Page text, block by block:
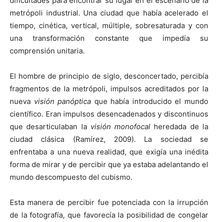
metrópoli industrial. Una ciudad que había acelerado el
tiempo, cinética, vertical, múltiple, sobresaturada y con
una transformación constante que impedía su
comprensión unitaria.
El hombre de principio de siglo, desconcertado, percibía
fragmentos de la metrópoli, impulsos acreditados por la
nueva visión panóptica que había introducido el mundo
científico. Eran impulsos desencadenados y discontinuos
que desarticulaban la visión monofocal heredada de la
ciudad clásica (Ramírez, 2009). La sociedad se
enfrentaba a una nueva realidad, que exigía una inédita
forma de mirar y de percibir que ya estaba adelantando el
mundo descompuesto del cubismo.
Esta manera de percibir fue potenciada con la irrupción
de la fotografía, que favorecía la posibilidad de congelar